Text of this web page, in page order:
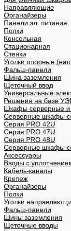
Направляющие
Органайзеры
Панели эл. питания
Полки
Консольная
Стационарная
Стенки
Уголки опорные
Фальш-панели
Шина заземления
Щеточный ввод
Универсальные
Решения на базе
Шкафы серверные и
Серверные шкафы
Серия PRO 42U
Серия PRO 47U
Серия PRO 48U
Серверные шкафы
Аксессуары
Вводы с
Кабель-каналы
Крепеж
Органайзеры
Полки
Уголки
Фальш-панели
Шины заземления
Щеточные вводы